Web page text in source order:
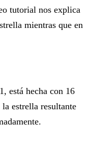
tutorial nos explica
mientras que en
está hecha con 16
estrella resultante